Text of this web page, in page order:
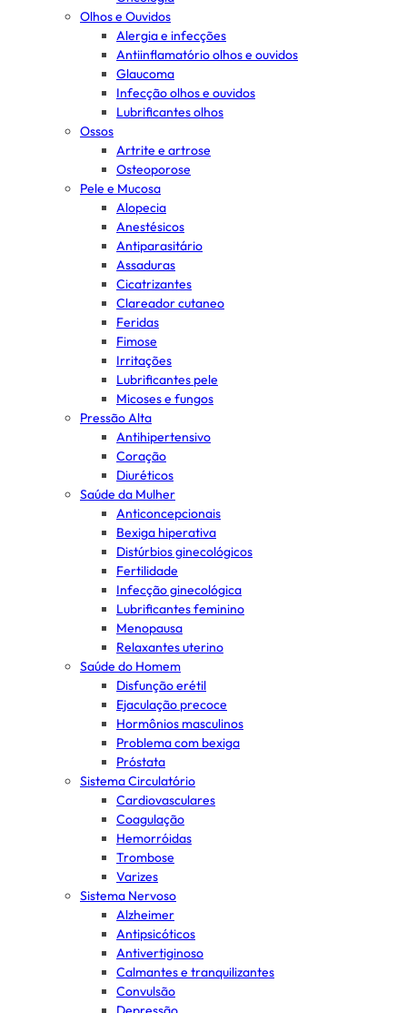
Olhos e Ouvidos
Alergia e infecções
Antiinflamatório olhos e ouvidos
Glaucoma
Infecção olhos e ouvidos
Lubrificantes olhos
Ossos
Artrite e artrose
Osteoporose
Pele e Mucosa
Alopecia
Anestésicos
Antiparasitário
Assaduras
Cicatrizantes
Clareador cutaneo
Feridas
Fimose
Irritações
Lubrificantes pele
Micoses e fungos
Pressão Alta
Antihipertensivo
Coração
Diuréticos
Saúde da Mulher
Anticoncepcionais
Bexiga hiperativa
Distúrbios ginecológicos
Fertilidade
Infecção ginecológica
Lubrificantes feminino
Menopausa
Relaxantes uterino
Saúde do Homem
Disfunção erétil
Ejaculação precoce
Hormônios masculinos
Problema com bexiga
Próstata
Sistema Circulatório
Cardiovasculares
Coagulação
Hemorróidas
Trombose
Varizes
Sistema Nervoso
Alzheimer
Antipsicóticos
Antivertiginoso
Calmantes e tranquilizantes
Convulsão